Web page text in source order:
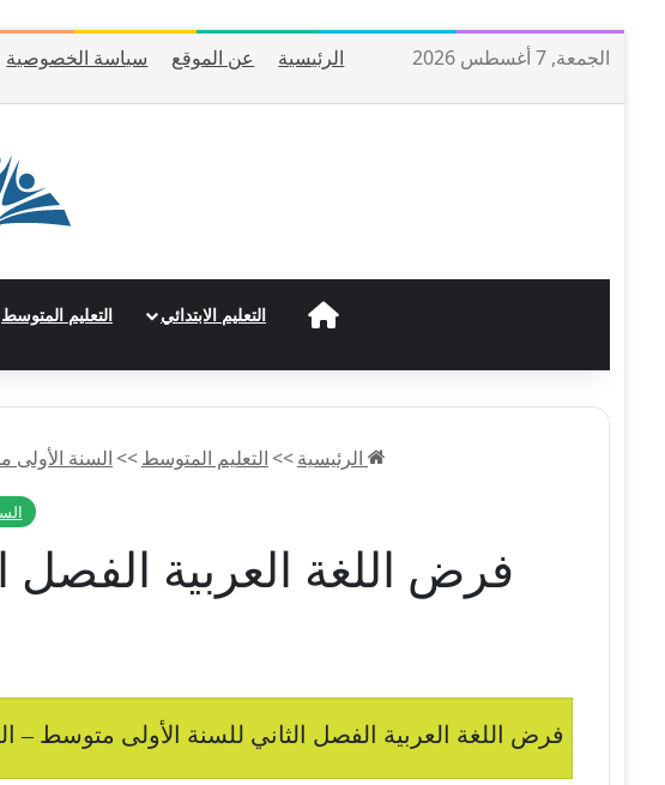
الجمعة, 7 أغسطس 2026 الرئيسية عن الموقع سياسة الخصوصية
الرئيسيةالتعليم الابتدائي التعليم المتوسط
الرئيسية>>التعليم المتوسط>>السنة
فرض اللغة العربية الفصل
فرض اللغة العربية الفصل الثاني للسنة الأولى متوسط –